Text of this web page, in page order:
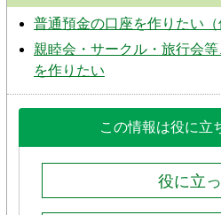
普通預金の口座を作りたい（
親睦会・サークル・旅行会
を作りたい
この情報は役に立
役に立